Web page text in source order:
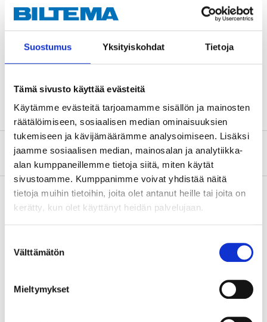
Suostumus Yksityiskohdat Tietoja
Tämä sivusto käyttää evästeitä
Käytämme evästeitä tarjoamamme sisällön ja mainosten
räätälöimiseen, sosiaalisen median ominaisuuksien
tukemiseen ja kävijämäärämme analysoimiseen. Lisäksi
jaamme sosiaalisen median, mainosalan ja analytiikka-
alan kumppaneillemme tietoja siitä, miten käytät
sivustoamme. Kumppanimme voivat yhdistää näitä
tietoja muihin tietoihin, joita olet antanut heille tai joita on
kerätty, kun olet käyttänyt heidän palvelujaan.
valinta
Välttämätön
Mieltymykset
För snabb och effektiv sammanpressning av
material vid punktsvetsning.
för arbeten i små utrymmen.
Om tillverkaren